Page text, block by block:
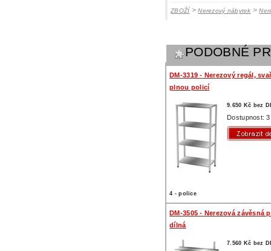
ZBOŽÍ >Nerezový nábytek >
PODOBNÉ
DM-3319 - Nerezový regál,
plnou policí
9.650 Kč bez
Dostupnost:
4 - police
DM-3505 - Nerezová závěsná
dílná
7.560 Kč bez